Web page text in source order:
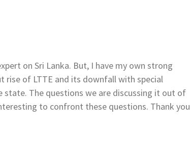
on Sri Lanka. But, I have my own strong
rise of LTTE and its downfall with special
The questions we are discussing it out of
to confront these questions. Thank you